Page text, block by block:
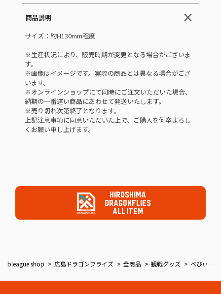
商品説明
サイズ：約H130mm程度
※生産状況により、販売時期が変更となる場合がございま
す。
※画像はイメージです。実際の商品とは異なる場合がござ
います。
※オンラインショップにて同時にご注文いただいた場合、
納期の一番遅い商品にあわせて発送いたします。
※売り切れ次第終了となります。
上記注意事項に同意いただいた上で、ご購入を何卒よろし
くお願い申し上げます。
HIROSHIMA
DRAGONFLIES
ALL ITEM
bleague shop 広島ドラゴンフライズ 全商品 観戦グッズ べびぃあびぃぬいぐるみ